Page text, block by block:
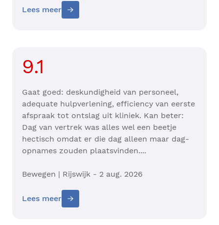
Lees meer
9.1
Gaat goed: deskundigheid van personeel,
adequate hulpverlening, efficiency van eerste
afspraak tot ontslag uit kliniek. Kan beter:
Dag van vertrek was alles wel een beetje
hectisch omdat er die dag alleen maar dag-
opnames zouden plaatsvinden....
Bewegen | Rijswijk - 2 aug. 2026
Lees meer